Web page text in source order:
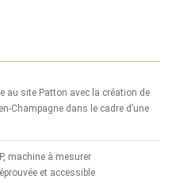
au site Patton avec la création de
Champagne dans le cadre d’une
machine à mesurer
et accessible